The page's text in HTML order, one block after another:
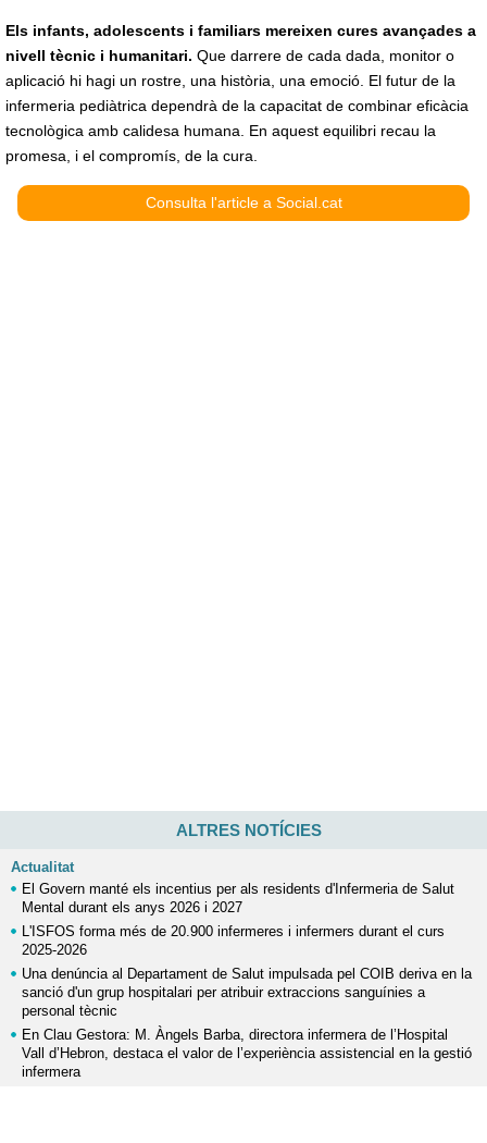
Els infants, adolescents i familiars mereixen cures avançades a
nivell tècnic i humanitari. Que darrere de cada dada, monitor o
aplicació hi hagi un rostre, una història, una emoció. El futur de la
infermeria pediàtrica dependrà de la capacitat de combinar eficàcia
tecnològica amb calidesa humana. En aquest equilibri recau la
promesa, i el compromís, de la cura.
Consulta l'article a Social.cat
ALTRES NOTÍCIES
Actualitat
El Govern manté els incentius per als residents d'Infermeria de Salut
Mental durant els anys 2026 i 2027
L'ISFOS forma més de 20.900 infermeres i infermers durant el curs
2025-2026
Una denúncia al Departament de Salut impulsada pel COIB deriva en la
sanció d'un grup hospitalari per atribuir extraccions sanguínies a
personal tècnic
En Clau Gestora: M. Àngels Barba, directora infermera de l’Hospital
Vall d’Hebron, destaca el valor de l’experiència assistencial en la gestió
infermera